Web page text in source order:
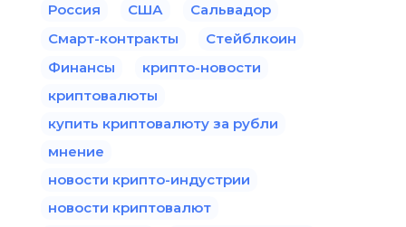
Россия
США
Сальвадор
Смарт-контракты
Стейблкоин
Финансы
крипто-новости
криптовалюты
купить криптовалюту за рубли
мнение
новости крипто-индустрии
новости криптовалют